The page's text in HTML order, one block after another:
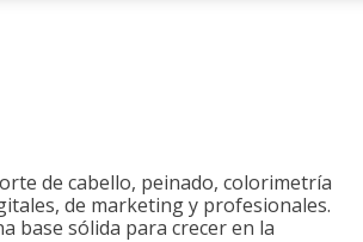
de cabello, peinado, colorimetría
de marketing y profesionales.
base sólida para crecer en la